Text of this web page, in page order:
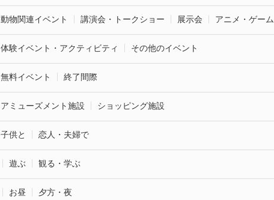
動物関連イベント 講演会・トークショー 展示会 アニメ・ゲーム
体験イベント・アクティビティ その他のイベント
無料イベント 終了間際
アミューズメント施設 ショッピング施設
子供と 恋人・夫婦で
遊ぶ 観る・学ぶ
お昼 夕方・夜